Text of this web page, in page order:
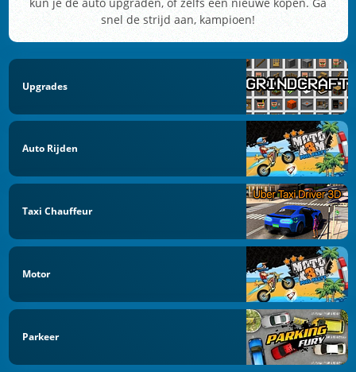
snel de strijd aan, kampioen!
Upgrades
Auto Rijden
Taxi Chauffeur
Motor
Parkeer